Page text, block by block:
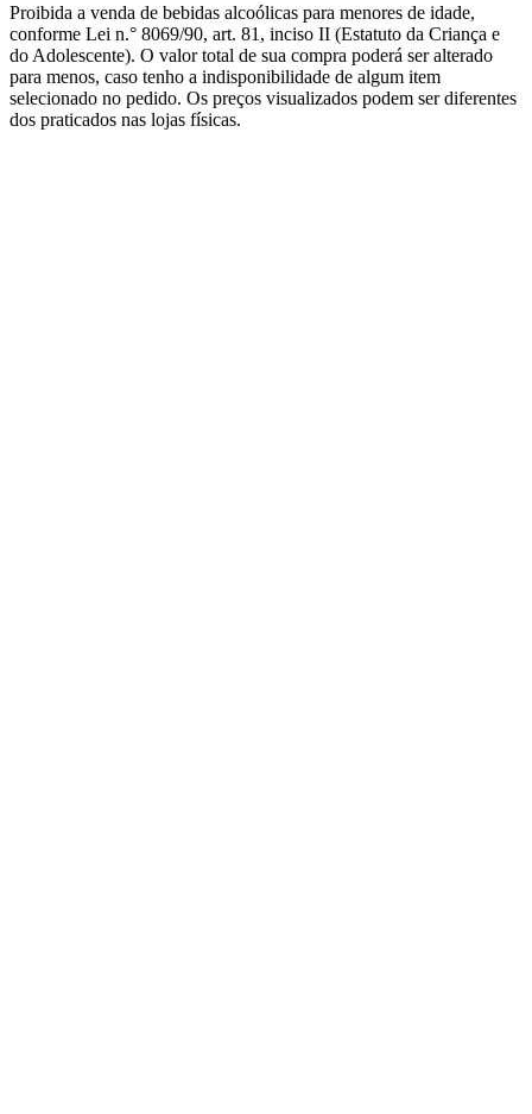
Proibida a venda de bebidas alcoólicas para menores de idade,
conforme Lei n.° 8069/90, art. 81, inciso II (Estatuto da Criança e
do Adolescente). O valor total de sua compra poderá ser alterado
para menos, caso tenho a indisponibilidade de algum item
selecionado no pedido. Os preços visualizados podem ser diferentes
dos praticados nas lojas físicas.